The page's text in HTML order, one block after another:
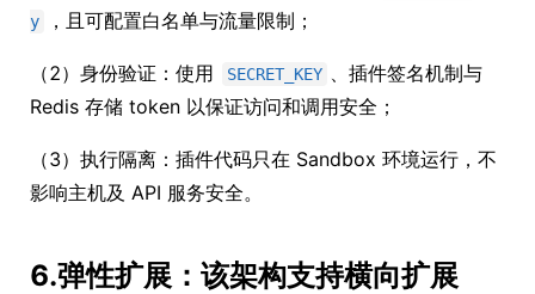
y
，且可配置白名单与流量限制；
（2）身份验证：使用 SECRET_KEY
、插件签名机制与
Redis 存储 token 以保证访问和调用安全；
（3）执行隔离：插件代码只在 Sandbox 环境运行，不
影响主机及 API 服务安全。
6.弹性扩展：该架构支持横向扩展